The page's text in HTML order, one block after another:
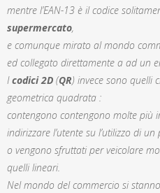
mentre l’EAN-13 è il codice
supermercato,
e comunque mirato al mondo
ed collegato direttamente a ad un
Icodici 2D (QR) invece sono quelli
geometrica quadrata :
contengono contengono molte più
indirizzare l’utente su l’utilizzo di
o vengono sfruttati per veicolare
quelli lineari.
Nel mondo del commercio si